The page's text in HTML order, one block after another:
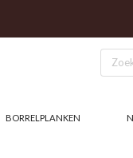
BORRELPLANKEN